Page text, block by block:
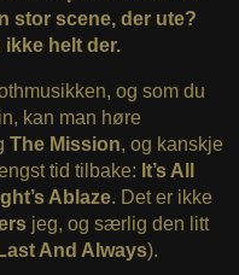
stor scene, der ute?
ikke helt der.
og som du
kan man høre
The Mission, og kanskje
tid tilbake: It’s All
Ablaze. Det er ikke
jeg, og særlig den litt
And Always).